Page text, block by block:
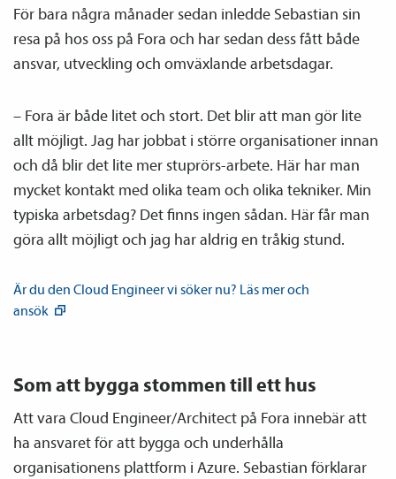
För bara några månader sedan inledde Sebastian sin
resa på hos oss på Fora och har sedan dess fått både
ansvar, utveckling och omväxlande arbetsdagar.
– Fora är både litet och stort. Det blir att man gör lite
allt möjligt. Jag har jobbat i större organisationer innan
och då blir det lite mer stuprörs-arbete. Här har man
mycket kontakt med olika team och olika tekniker. Min
typiska arbetsdag? Det finns ingen sådan. Här får man
göra allt möjligt och jag har aldrig en tråkig stund.
Är du den Cloud Engineer vi söker nu? Läs mer och
ansök
Som att bygga stommen till ett hus
Att vara Cloud Engineer/Architect på Fora innebär att
ha ansvaret för att bygga och underhålla
organisationens plattform i Azure. Sebastian förklarar